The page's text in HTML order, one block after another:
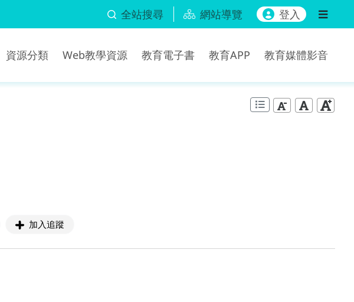
全站搜尋 網站導覽 登入
資源分類 Web教學資源 教育電子書 教育APP 教育媒體影音
加入追蹤